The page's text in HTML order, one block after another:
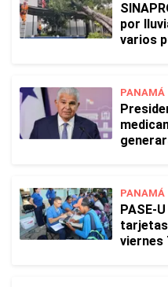
por
varios
PANAMÁ
PANAMÁ
PASE-
viernes